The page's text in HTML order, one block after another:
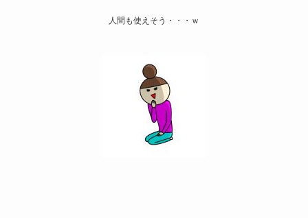
人間も使えそう・・・ｗ